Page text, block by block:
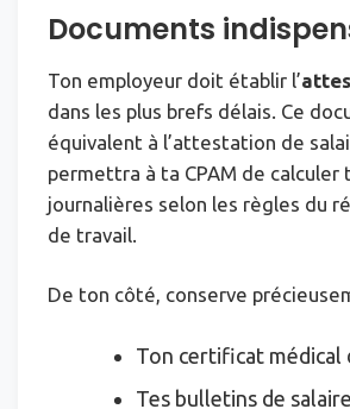
Documents
Ton employeur doit établir l’
dans les plus brefs délais. Ce
équivalent à l’attestation de
permettra à ta CPAM de calculer
journalières selon les règles du
de travail.
De ton côté, conserve
Ton certificat médical
Tes bulletins de